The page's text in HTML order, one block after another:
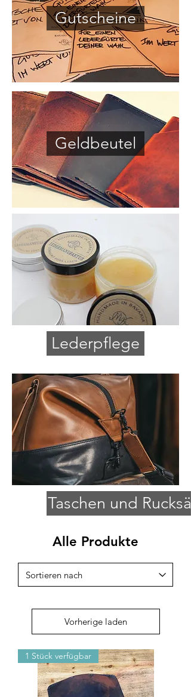
Gutscheine
Geldbeutel
Lederpflege
Taschen und
Alle Produkte
Vorherige laden
1 Stück verfügbar